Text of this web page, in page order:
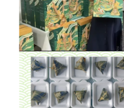
SOLIDWORKS仿真这
商务合作